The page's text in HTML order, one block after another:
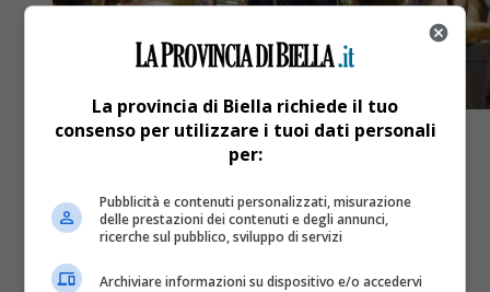
Sport 4 anni fa
L’Edilnol è pronta per il rush finale
La provincia di Biella richiede il tuo
consenso per utilizzare i tuoi dati personali
per:
Pubblicità e contenuti personalizzati, misurazione
delle prestazioni dei contenuti e degli annunci,
ricerche sul pubblico, sviluppo di servizi
Archiviare informazioni su dispositivo e/o accedervi